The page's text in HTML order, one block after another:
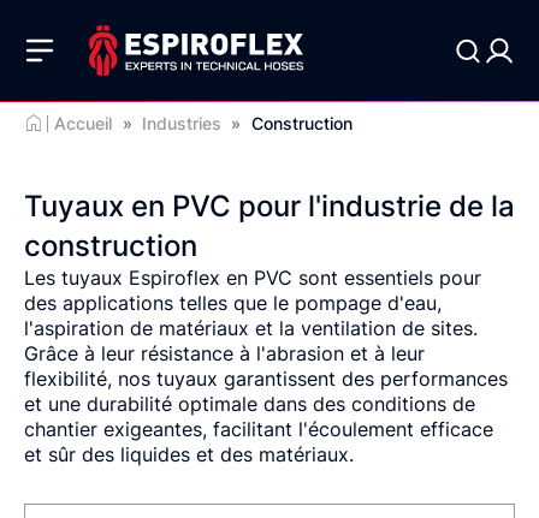
Accueil » Industries » Construction
Tuyaux en PVC pour l'industrie de la
construction
Les tuyaux Espiroflex en PVC sont essentiels pour
des applications telles que le pompage d'eau,
l'aspiration de matériaux et la ventilation de sites.
Grâce à leur résistance à l'abrasion et à leur
flexibilité, nos tuyaux garantissent des performances
et une durabilité optimale dans des conditions de
chantier exigeantes, facilitant l'écoulement efficace
et sûr des liquides et des matériaux.